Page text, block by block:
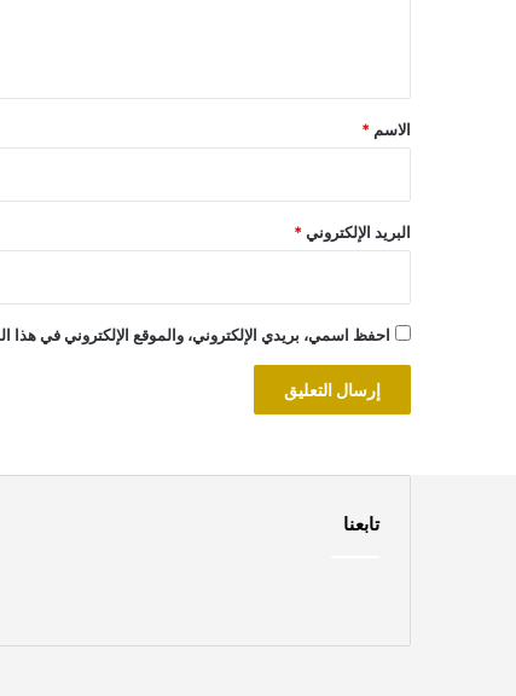
*
الاسم *
البريد الإلكتروني*
احفظ اسمي، بريدي الإلكتروني، والموقع الإلكتروني في هذا
تابعنا